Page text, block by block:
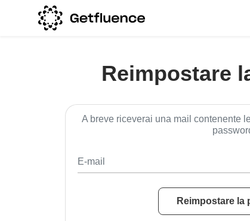
Reimpostare
A breve riceverai una mail contenente
Reimpostare la